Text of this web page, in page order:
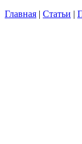
Главная | Статьи |